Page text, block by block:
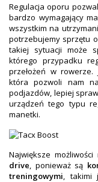
Regulacja oporu
bardzo wymagający
wszystkim na
potrzebujemy sprzętu
takiej sytuacji może
którego przypadku
przełożeń w rowerze.
która pozwoli nam
podjazdów, lepiej
urządzeń tego typu
manetki.
Największe
drive, ponieważ są
treningowymi, takimi